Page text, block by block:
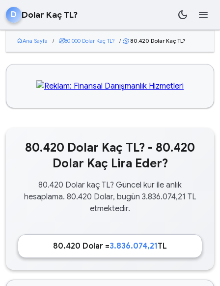
D Dolar Kaç TL? dark_mode menu
homeAna Sayfa / currency_exchange80.000 Dolar Kaç TL? / currency_exchange 80.420 Dolar Kaç TL?
80.420 Dolar Kaç TL? - 80.420
Dolar Kaç Lira Eder?
80.420 Dolar kaç TL? Güncel kur ile anlık
hesaplama. 80.420 Dolar, bugün 3.836.074,21 TL
etmektedir.
80.420 Dolar =3.836.074,21TL